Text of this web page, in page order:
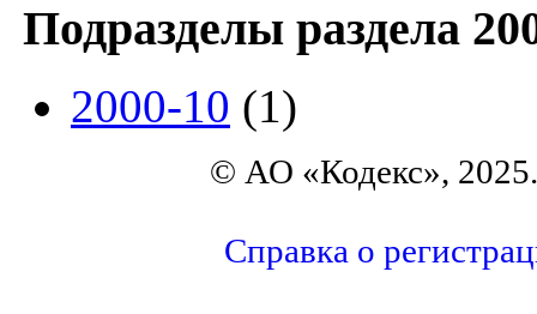
Подразделы раздела
2000-10 (1)
© АО «Кодекс»,
Справка о